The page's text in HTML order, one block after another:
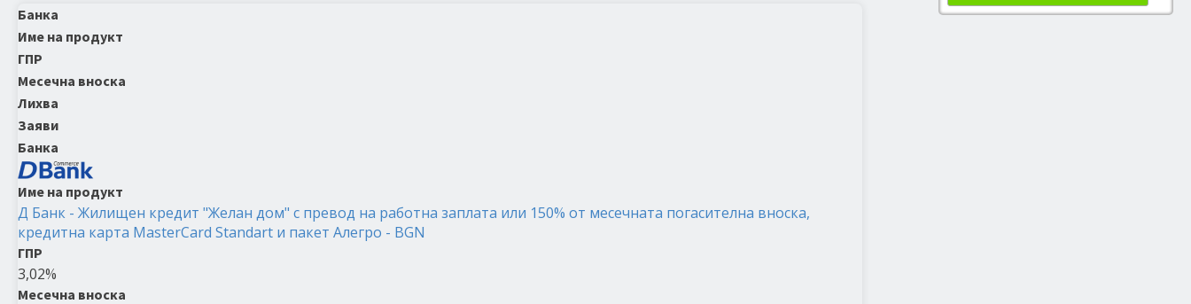
Банка
Име на продукт
ГПР
Месечна вноска
Лихва
Заяви
Банка
Име на продукт
Д Банк - Жилищен кредит "Желан дом" с превод на работна заплата или 150% от месечната погасителна вноска,
кредитна карта MasterCard Standart и пакет Алегро - BGN
ГПР
3,02%
Месечна вноска